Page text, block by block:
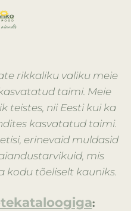
rikkaliku valiku meie
taimi. Meie
teistes, nii Eesti kui ka
kasvatatud taimi.
erinevaid muldasid
mis
kodu tõeliselt kauniks.
: